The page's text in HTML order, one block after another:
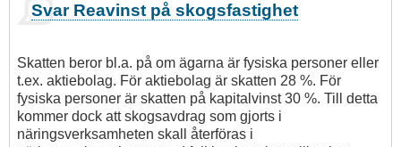
Svar Reavinst på skogsfastighet
Skatten beror bl.a. på om ägarna är fysiska personer eller
t.ex. aktiebolag. För aktiebolag är skatten 28 %. För
fysiska personer är skatten på kapitalvinst 30 %. Till detta
kommer dock att skogsavdrag som gjorts i
näringsverksamheten skall återföras i